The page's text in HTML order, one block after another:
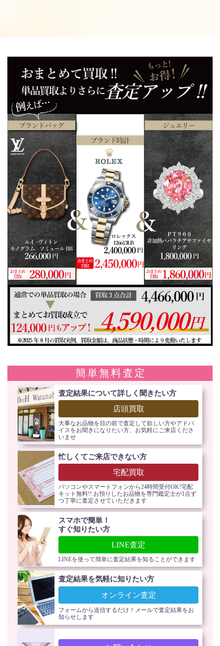
簡単無料査定
査定結果について詳しく聞きたい方
店頭買取
大事なお品物を目の前で査定して欲しい方やアドバ
イスをお聞きになりたい方、お気軽にご来店くださ
いませ
忙しくてご来店できない方
宅配買取
パソコンやスマートフォンから24時間受付OK!宅配
キット無料!! お預りしたお品物を専門鑑定士が1点ず
つ丁寧に査定させていただきます
スマホで簡単！
すぐ知りたい方
LINE査定
LINEを使って簡単に査定結果を知ることができます
査定結果を気軽に知りたい方
オンライン査定
フォームから送信するだけ！メールで査定結果をお
知らせします